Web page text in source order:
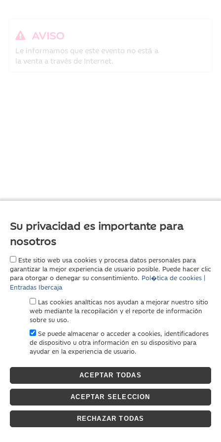
AVISO
Le informamos que este evento no está a
la venta a través de Internet.
Su privacidad es importante para
nosotros
Este sitio web usa cookies y procesa datos personales para
garantizar la mejor experiencia de usuario posible. Puede hacer clic
para otorgar o denegar su consentimiento. Pol�tica de cookies |
Entradas Ibercaja
Las cookies analíticas nos ayudan a mejorar nuestro sitio
web mediante la recopilación y el reporte de información
sobre su uso.
Se puede almacenar o acceder a cookies, identificadores
de dispositivo u otra información en su dispositivo para
ayudar en la experiencia de usuario.
ACEPTAR TODAS
ACEPTAR SELECCION
RECHAZAR TODAS